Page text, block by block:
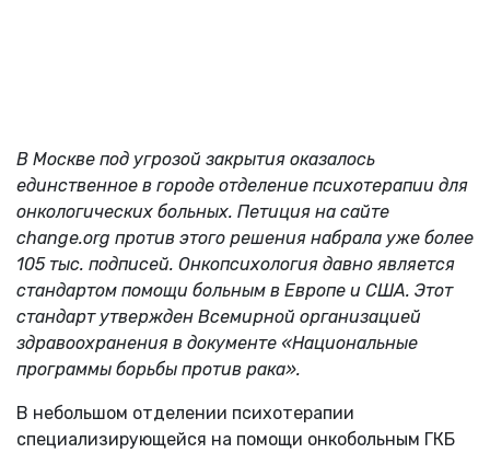
В Москве под угрозой закрытия оказалось
единственное в городе отделение психотерапии для
онкологических больных. Петиция на сайте
change.org против этого решения набрала уже более
105 тыс. подписей. Онкопсихология давно является
стандартом помощи больным в Европе и США. Этот
стандарт утвержден Всемирной организацией
здравоохранения в документе «Национальные
программы борьбы против рака».
В небольшом отделении психотерапии
специализирующейся на помощи онкобольным ГКБ